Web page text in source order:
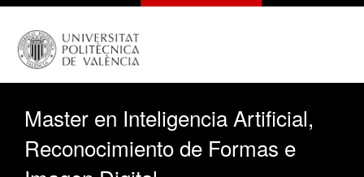
Master en Inteligencia Artificial,
Reconocimiento de Formas e